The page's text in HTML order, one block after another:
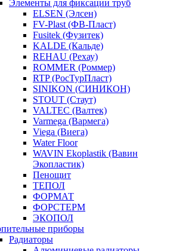
Элементы для фиксации труб
ELSEN (Элсен)
FV-Plast (ФВ-Пласт)
Fusitek (Фузитек)
KALDE (Кальде)
REHAU (Рехау)
ROMMER (Роммер)
RTP (РосТурПласт)
SINIKON (СИНИКОН)
STOUT (Стаут)
VALTEC (Валтек)
Varmega (Вармега)
Viega (Виега)
Water Floor
WAVIN Ekoplastik (Вавин
Экопластик)
Пенощит
ТЕПОЛ
ФОРМАТ
ФОРСТЕРМ
ЭКОПОЛ
приборы
Радиаторы